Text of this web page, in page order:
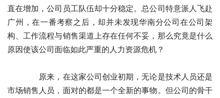
直在增加，公司员工队伍却十分稳定。总公司特意派人飞赴
广州，在一番考察之后，却并未发现华南分公司在公司架
构、工作流程与销售渠道上存在任何不妥，那么究竟是什么
原因使该公司面临如此严重的人力资源危机？
原来，在这家公司创业初期，无论是技术人员还是
市场销售人员，面对的都是一个全新的事物。但公司的骨干